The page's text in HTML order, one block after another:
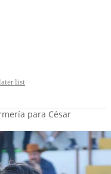
list
para César